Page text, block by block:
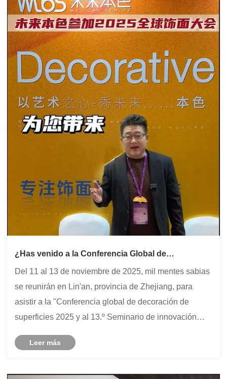
¿Has venido a la Conferencia Global de
Del 11 al 13 de noviembre de 2025, mil mentes sabias
se reunirán en Lin'an, provincia de Zhejiang, para
asistir a la "Conferencia global de decoración de
superficies 2025 y al 13.º Seminario de innovación
decorativas y cadena industrial de muebl......
Leer más